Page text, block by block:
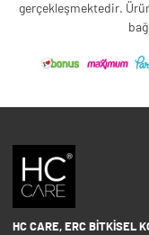
gerçekleşmektedir.
HC CARE, ERC BITKISEL